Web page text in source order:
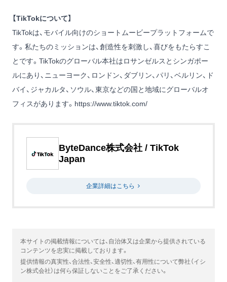
【TikTokについて】
TikTokは、モバイル向けのショートムービープラットフォームで
す。私たちのミッションは、創造性を刺激し、喜びをもたらすこ
とです。TikTokのグローバル本社はロサンゼルスとシンガポー
ルにあり、ニューヨーク、ロンドン、ダブリン、パリ、ベルリン、ド
バイ、ジャカルタ、ソウル、東京などの国と地域にグローバルオ
フィスがあります。 https://www.tiktok.com/
ByteDance株式会社 / TikTok
Japan
企業詳細はこちら
本サイトの掲載情報については、自治体又は企業から提供されている
コンテンツを忠実に掲載しております。
提供情報の真実性、合法性、安全性、適切性、有用性について弊社（イシ
ン株式会社）は何ら保証しないことをご了承ください。